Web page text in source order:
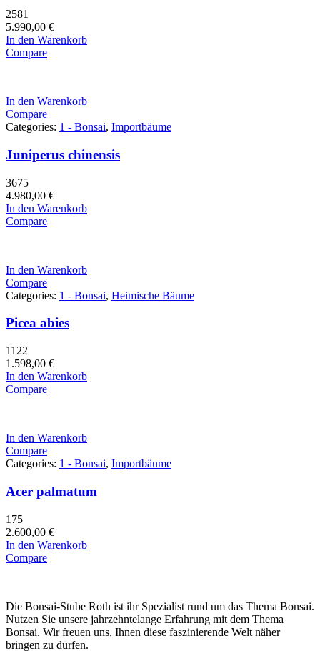
2581
5.990,00 €
In den Warenkorb
Compare
In den Warenkorb
Compare
Categories: 1 - Bonsai, Importbäume
Juniperus chinensis
3675
4.980,00 €
In den Warenkorb
Compare
In den Warenkorb
Compare
Categories: 1 - Bonsai, Heimische Bäume
Picea abies
1122
1.598,00 €
In den Warenkorb
Compare
In den Warenkorb
Compare
Categories: 1 - Bonsai, Importbäume
Acer palmatum
175
2.600,00 €
In den Warenkorb
Compare
Die Bonsai-Stube Roth ist ihr Spezialist rund um das Thema Bonsai.
Nutzen Sie unsere jahrzehntelange Erfahrung mit dem Thema
Bonsai. Wir freuen uns, Ihnen diese faszinierende Welt näher
bringen zu dürfen.